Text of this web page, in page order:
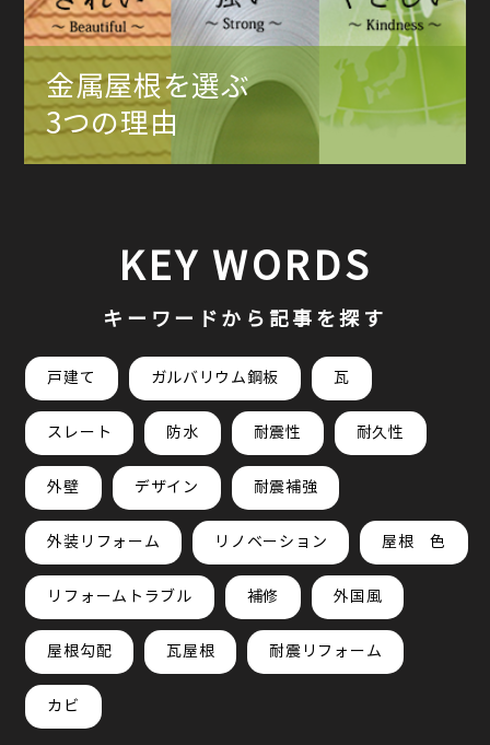
金属屋根を選ぶ
3つの理由
KEY WORDS
キーワードから記事を探す
戸建て ガルバリウム鋼板 瓦
スレート 防水 耐震性 耐久性
外壁 デザイン 耐震補強
外装リフォーム リノベーション 屋根 色
リフォームトラブル 補修 外国風
屋根勾配 瓦屋根 耐震リフォーム
カビ